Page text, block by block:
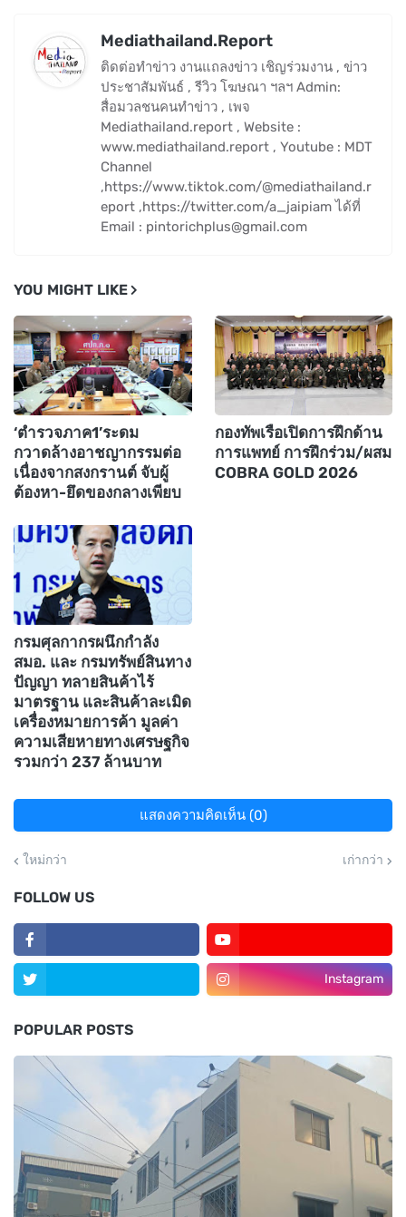
Mediathailand.Report
ติดต่อทำข่าว งานแถลงข่าว เชิญร่วมงาน , ข่าว
ประชาสัมพันธ์ , รีวิว โฆษณา ฯลฯ Admin:
สื่อมวลชนคนทำข่าว , เพจ
Mediathailand.report , Website :
www.mediathailand.report , Youtube : MDT
Channel
,https://www.tiktok.com/@mediathailand.r
eport ,https://twitter.com/a_jaipiam ได้ที่
Email : pintorichplus@gmail.com
YOU MIGHT LIKE
‘ตำรวจภาค1’ระดม
กวาดล้างอาชญากรรมต่อ
เนื่องจากสงกรานต์ จับผู้
ต้องหา-ยึดของกลางเพียบ
กองทัพเรือเปิดการฝึกด้าน
การแพทย์ การฝึกร่วม/ผสม
COBRA GOLD 2026
กรมศุลกากรผนึกกำลัง
สมอ. และ กรมทรัพย์สินทาง
ปัญญา ทลายสินค้าไร้
มาตรฐาน และสินค้าละเมิด
เครื่องหมายการค้า มูลค่า
ความเสียหายทางเศรษฐกิจ
รวมกว่า 237 ล้านบาท
แสดงความคิดเห็น (0)
ใหม่กว่า เก่ากว่า
FOLLOW US
Instagram
POPULAR POSTS